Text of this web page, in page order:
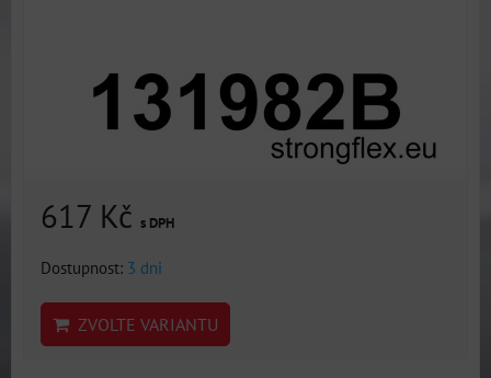
617 Kč s DPH
Dostupnost: 3 dni
ZVOLTE VARIANTU